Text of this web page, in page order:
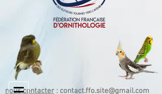
nous contacter : contact.ffo.site@gmail.com